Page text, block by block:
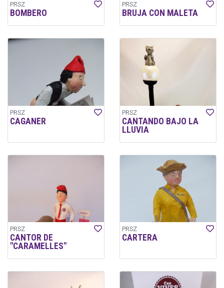
PRSZ
BOMBERO
PRSZ
BRUJA CON MALETA
PRSZ
CAGANER
PRSZ
CANTANDO BAJO LA
LLUVIA
PRSZ
CANTOR DE
"CARAMELLES"
PRSZ
CARTERA